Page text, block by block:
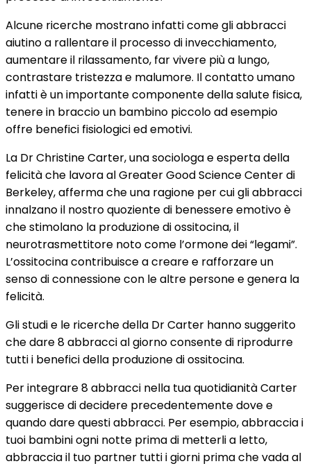
Alcune ricerche mostrano infatti come gli abbracci
aiutino a rallentare il processo di invecchiamento,
aumentare il rilassamento, far vivere più a lungo,
contrastare tristezza e malumore. Il contatto umano
infatti è un importante componente della salute fisica,
tenere in braccio un bambino piccolo ad esempio
offre benefici fisiologici ed emotivi.
La Dr Christine Carter, una sociologa e esperta della
felicità che lavora al Greater Good Science Center di
Berkeley, afferma che una ragione per cui gli abbracci
innalzano il nostro quoziente di benessere emotivo è
che stimolano la produzione di ossitocina, il
neurotrasmettitore noto come l’ormone dei “legami”.
L’ossitocina contribuisce a creare e rafforzare un
senso di connessione con le altre persone e genera la
felicità.
Gli studi e le ricerche della Dr Carter hanno suggerito
che dare 8 abbracci al giorno consente di riprodurre
tutti i benefici della produzione di ossitocina.
Per integrare 8 abbracci nella tua quotidianità Carter
suggerisce di decidere precedentemente dove e
quando dare questi abbracci. Per esempio, abbraccia i
tuoi bambini ogni notte prima di metterli a letto,
abbraccia il tuo partner tutti i giorni prima che vada al